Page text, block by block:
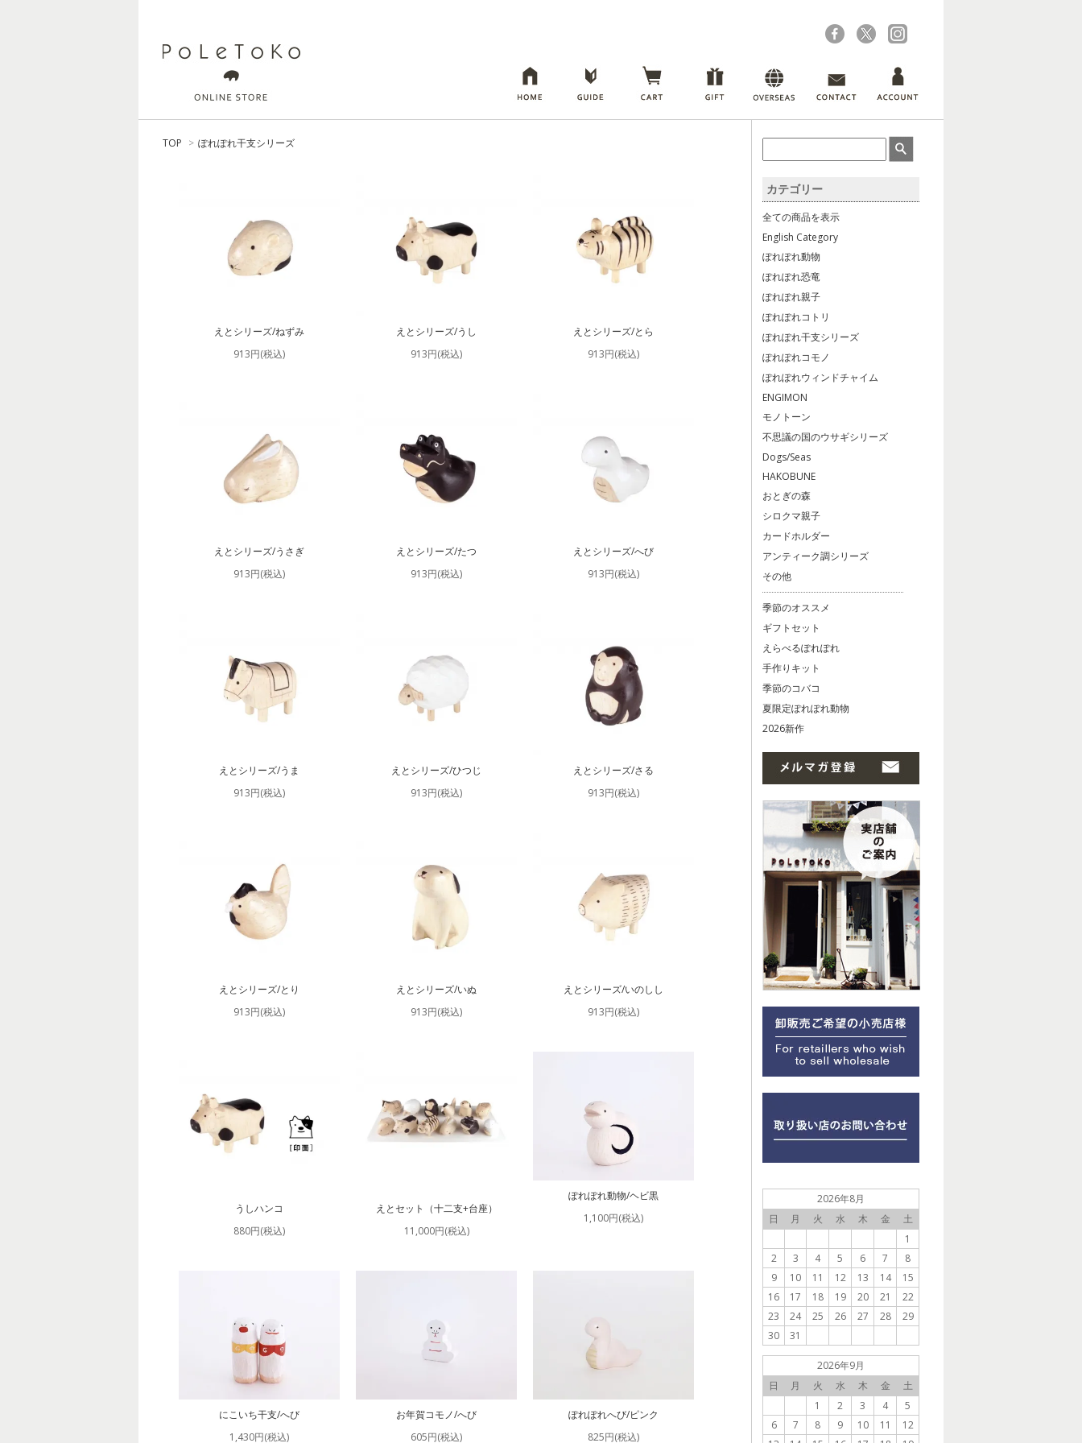
TOP > ぽれぽれ干支シリーズ
えとシリーズ/ねずみ
913円(税込)
えとシリーズ/うし
913円(税込)
えとシリーズ/とら
913円(税込)
えとシリーズ/うさぎ
913円(税込)
えとシリーズ/たつ
913円(税込)
えとシリーズ/へび
913円(税込)
えとシリーズ/うま
913円(税込)
えとシリーズ/ひつじ
913円(税込)
えとシリーズ/さる
913円(税込)
えとシリーズ/とり
913円(税込)
えとシリーズ/いぬ
913円(税込)
えとシリーズ/いのしし
913円(税込)
うしハンコ
880円(税込)
えとセット（十二支+台座）
11,000円(税込)
ぽれぽれ動物/ヘビ黒
1,100円(税込)
にこいち干支/へび
1,430円(税込)
お年賀コモノ/へび
605円(税込)
ぽれぽれへび/ピンク
825円(税込)
カテゴリー
全ての商品を表示
English Category
ぽれぽれ動物
ぽれぽれ恐竜
ぽれぽれ親子
ぽれぽれコトリ
ぽれぽれ干支シリーズ
ぽれぽれコモノ
ぽれぽれウィンドチャイム
ENGIMON
モノトーン
不思議の国のウサギシリーズ
Dogs/Seas
HAKOBUNE
おとぎの森
シロクマ親子
カードホルダー
アンティーク調シリーズ
その他
季節のオススメ
ギフトセット
えらべるぽれぽれ
手作りキット
季節のコバコ
夏限定ぽれぽれ動物
2026新作
2026年8月
日
月 火 水 木 金
土
1
2
3 4 5 6 7
8
9
10 11 12 13 14
15
16
17 18 19 20 21
22
23
24 25 26 27 28
29
30
31
2026年9月
日
月 火 水 木 金
土
1
2 3 4
5
6
7 8 9 10 11
12